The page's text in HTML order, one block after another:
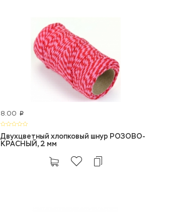
8.00 p
Двухцветный хлопковый шнур РОЗОВО-
КРАСНЫЙ, 2 мм